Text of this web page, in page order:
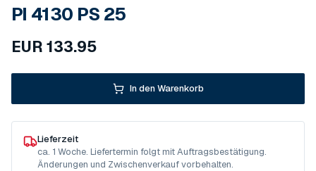
PI 4130 PS 25
EUR 133.95
In den Warenkorb
Lieferzeit
ca. 1 Woche. Liefertermin folgt mit Auftragsbestätigung.
Änderungen und Zwischenverkauf vorbehalten.